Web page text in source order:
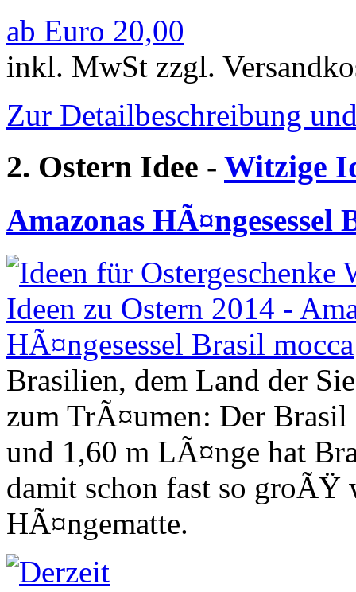
ab Euro 20,00
inkl. MwSt zzgl.
Zur Detailbeschreibung
2. Ostern Idee - Witzige
Amazonas HÃ¤ngesessel
Brasilien, dem Land der
zum TrÃ¤umen: Der
und 1,60 m LÃ¤nge hat
damit schon fast so groÃŸ
HÃ¤ngematte.